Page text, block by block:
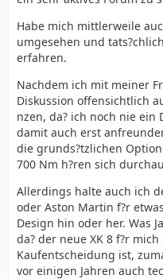
Habe mich mittlerweile
umgesehen und
erfahren.
Nachdem ich mit meiner
Diskussion offensichtlich
nzen, da? ich noch nie
damit auch erst
die grunds?tzlichen
700 Nm h?ren sich
Allerdings halte auch ich
oder Aston Martin f?r
Design hin oder her. Was
da? der neue XK 8 f?r
Kaufentscheidung ist,
vor einigen Jahren auch